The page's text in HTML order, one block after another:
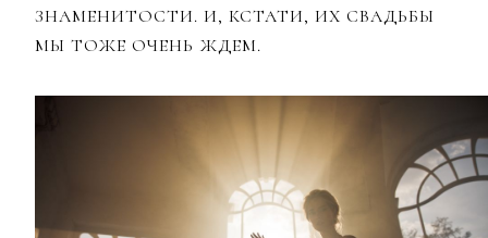
ЗНАМЕНИТОСТИ. И, КСТАТИ, ИХ СВАДЬБЫ
МЫ ТОЖЕ ОЧЕНЬ ЖДЕМ.